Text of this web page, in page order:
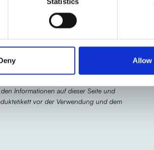
Allow
Truthahn-Paté
Informationen auf dieser Seite und
vor der Verwendung und dem